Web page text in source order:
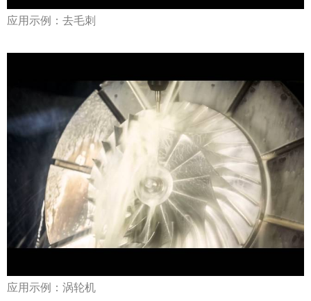
应用示例：去毛刺
应用示例：涡轮机